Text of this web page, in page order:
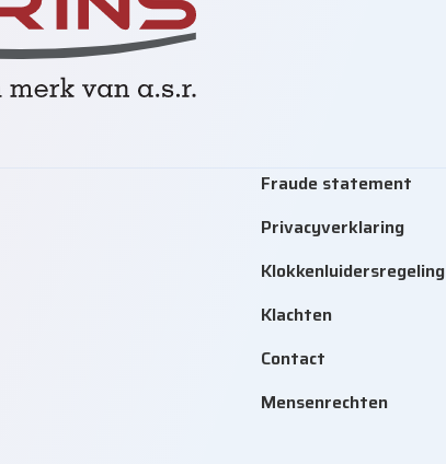
Fraude statement
Privacyverklaring
Klokkenluidersregeling
Klachten
Contact
Mensenrechten